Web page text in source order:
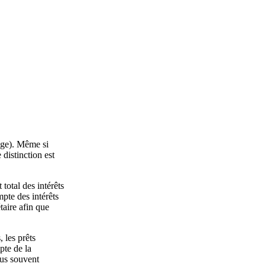
Même si
distinction est
total des intérêts
des intérêts
afin que
les prêts
de la
souvent